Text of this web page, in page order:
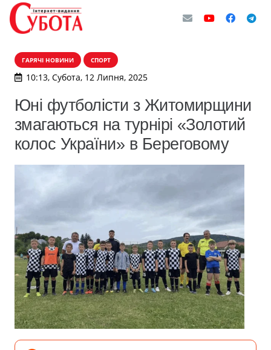
ГАРЯЧІ НОВИНИ СПОРТ
10:13, Субота, 12 Липня, 2025
Юні футболісти з Житомирщини
змагаються на турнірі «Золотий
колос України» в Береговому